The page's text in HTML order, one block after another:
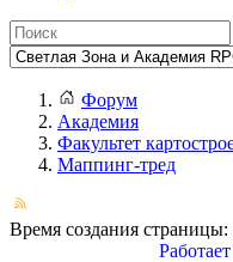
Форум
Академия
Факультет
Маппинг-тред
Время создания страницы: